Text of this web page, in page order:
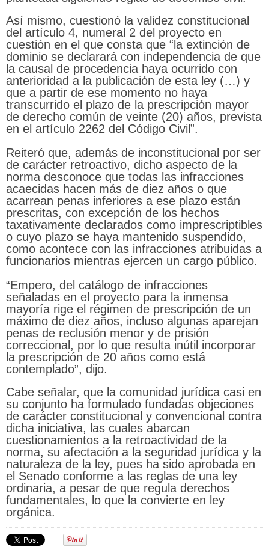
Así mismo, cuestionó la validez constitucional
del artículo 4, numeral 2 del proyecto en
cuestión en el que consta que “la extinción de
dominio se declarará con independencia de que
la causal de procedencia haya ocurrido con
anterioridad a la publicación de esta ley (…) y
que a partir de ese momento no haya
transcurrido el plazo de la prescripción mayor
de derecho común de veinte (20) años, prevista
en el artículo 2262 del Código Civil”.
Reiteró que, además de inconstitucional por ser
de carácter retroactivo, dicho aspecto de la
norma desconoce que todas las infracciones
acaecidas hacen más de diez años o que
acarrean penas inferiores a ese plazo están
prescritas, con excepción de los hechos
taxativamente declarados como imprescriptibles
o cuyo plazo se haya mantenido suspendido,
como acontece con las infracciones atribuidas a
funcionarios mientras ejercen un cargo público.
“Empero, del catálogo de infracciones
señaladas en el proyecto para la inmensa
mayoría rige el régimen de prescripción de un
máximo de diez años, incluso algunas aparejan
penas de reclusión menor y de prisión
correccional, por lo que resulta inútil incorporar
la prescripción de 20 años como está
contemplado”, dijo.
Cabe señalar, que la comunidad jurídica casi en
su conjunto ha formulado fundadas objeciones
de carácter constitucional y convencional contra
dicha iniciativa, las cuales abarcan
cuestionamientos a la retroactividad de la
norma, su afectación a la seguridad jurídica y la
naturaleza de la ley, pues ha sido aprobada en
el Senado conforme a las reglas de una ley
ordinaria, a pesar de que regula derechos
fundamentales, lo que la convierte en ley
orgánica.